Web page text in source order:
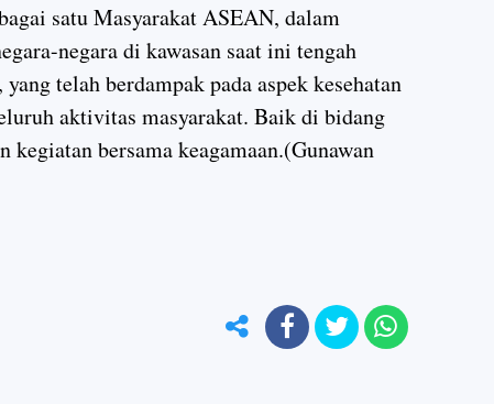
satu Masyarakat ASEAN, dalam
negara di kawasan saat ini tengah
telah berdampak pada aspek kesehatan
aktivitas masyarakat. Baik di bidang
kegiatan bersama keagamaan.(Gunawan